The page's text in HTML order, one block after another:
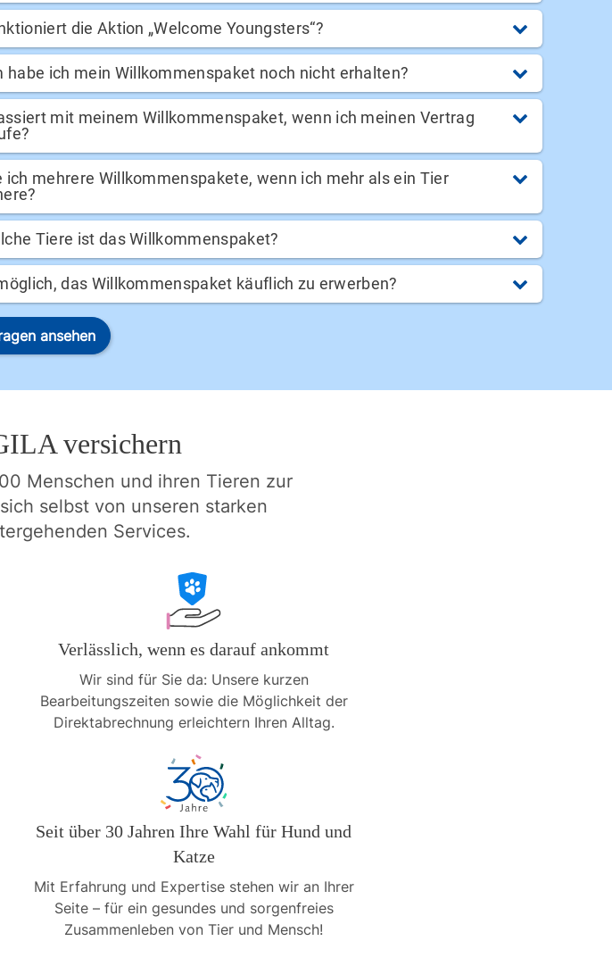
die Aktion „Welcome Youngsters“?
habe ich mein Willkommenspaket noch nicht erhalten?
mit meinem Willkommenspaket, wenn ich meinen Vertrag
ich mehrere Willkommenspakete, wenn ich mehr als ein Tier
Tiere ist das Willkommenspaket?
das Willkommenspaket käuflich zu erwerben?
ansehen
versichern
Menschen und ihren Tieren zur
selbst von unseren starken
Services.
Verlässlich, wenn es darauf ankommt
Wir sind für Sie da: Unsere kurzen
Bearbeitungszeiten sowie die Möglichkeit der
Direktabrechnung erleichtern Ihren Alltag.
Seit über 30 Jahren Ihre Wahl für Hund und
Katze
Mit Erfahrung und Expertise stehen wir an Ihrer
Seite – für ein gesundes und sorgenfreies
Zusammenleben von Tier und Mensch!